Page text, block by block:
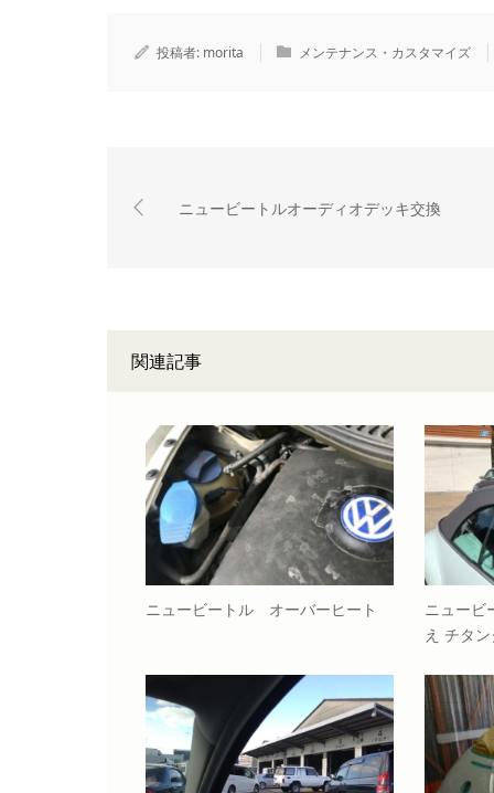
投稿者: morita メンテナンス・カスタマイズ
ニュービートルオーディオデッキ交換
関連記事
ニュービートル オーバーヒート
ニュービ
え チタ